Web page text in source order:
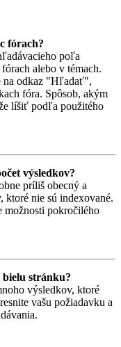
fórach?
poľa
alebo v témach.
na odkaz "Hľadať",
fóra. Spôsob, akým
líšiť podľa použitého
výsledkov?
príliš obecný a
ktoré nie sú indexované.
možnosti pokročilého
stránku?
výsledkov, ktoré
vašu požiadavku a